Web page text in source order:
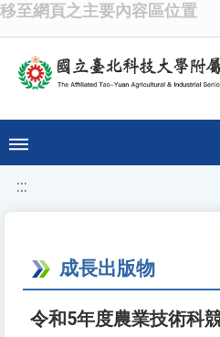
移至網頁之主要內容區位置
:::
成長出版物
令和5年度農業技術科